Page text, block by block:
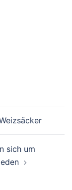
sich um